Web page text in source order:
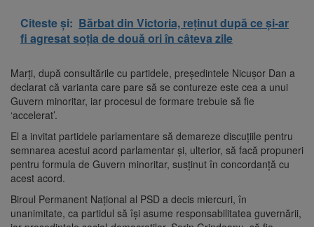
Citeste și: Bărbat din Victoria, reținut după ce și-ar
fi agresat soția de două ori în câteva zile
Marți, după consultările cu partidele, președintele Nicușor Dan a
declarat că varianta care pare să se contureze este cea a unui
Guvern minoritar, iar procesul de formare trebuie să fie
‘accelerat’.
El a invitat partidele parlamentare să demareze discuțiile pentru
semnarea acestui acord parlamentar și, ulterior, să facă propuneri
pentru formula de Guvern minoritar, susținut în concordanță cu
acest acord.
Biroul Permanent Național al PSD a decis miercuri, în
unanimitate, ca partidul să își asume responsabilitatea guvernării,